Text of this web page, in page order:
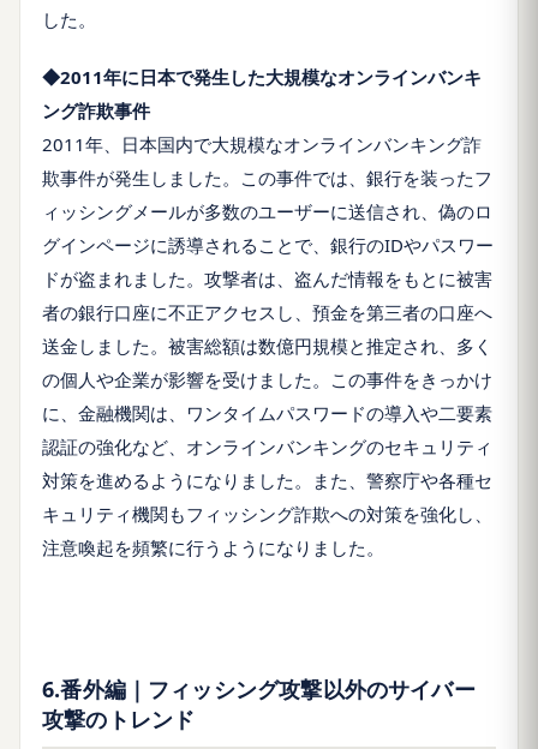
した。
◆2011年に日本で発生した大規模なオンラインバンキ
ング詐欺事件
2011年、日本国内で大規模なオンラインバンキング詐
欺事件が発生しました。この事件では、銀行を装ったフ
ィッシングメールが多数のユーザーに送信され、偽のロ
グインページに誘導されることで、銀行のIDやパスワー
ドが盗まれました。攻撃者は、盗んだ情報をもとに被害
者の銀行口座に不正アクセスし、預金を第三者の口座へ
送金しました。被害総額は数億円規模と推定され、多く
の個人や企業が影響を受けました。この事件をきっかけ
に、金融機関は、ワンタイムパスワードの導入や二要素
認証の強化など、オンラインバンキングのセキュリティ
対策を進めるようになりました。また、警察庁や各種セ
キュリティ機関もフィッシング詐欺への対策を強化し、
注意喚起を頻繁に行うようになりました。
6.番外編｜フィッシング攻撃以外のサイバー
攻撃のトレンド